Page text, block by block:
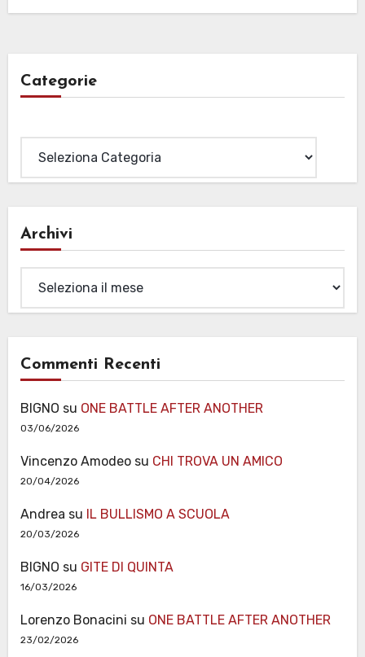
Categorie
Archivi
Commenti Recenti
BIGNO su ONE BATTLE AFTER ANOTHER
03/06/2026
Vincenzo Amodeosu CHI TROVA UN AMICO
20/04/2026
Andrea su IL BULLISMO A SCUOLA
20/03/2026
BIGNO su GITE DI QUINTA
16/03/2026
Lorenzo Bonacini su ONE BATTLE AFTER ANOTHER
23/02/2026